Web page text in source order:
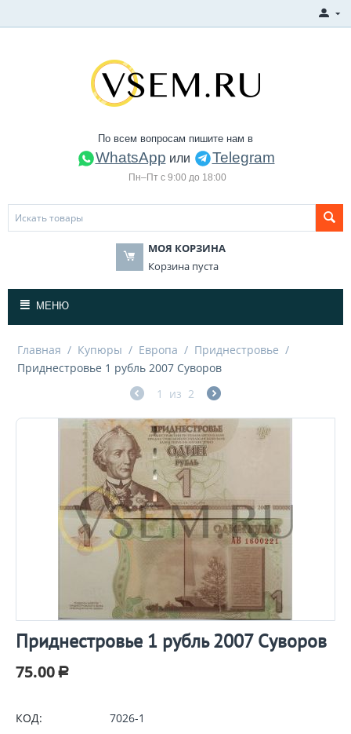
По всем вопросам пишите нам в
WhatsApp или Telegram
Пн–Пт с 9:00 до 18:00
МОЯ КОРЗИНА
Корзина пуста
МЕНЮ
Главная / Купюры / Европа / Приднестровье /
Приднестровье 1 рубль 2007 Суворов
1
из 2
Приднестровье 1 рубль 2007 Суворов
75.00 Р
КОД:
7026-1